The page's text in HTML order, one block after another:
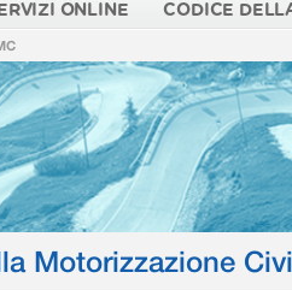
ONLINE CODICE
Motorizzazione